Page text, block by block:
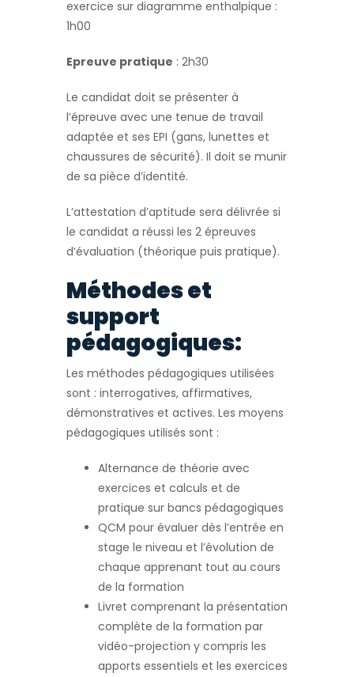
exercice sur diagramme enthalpique :
1h00
Epreuve pratique : 2h30
Le candidat doit se présenter à
l’épreuve avec une tenue de travail
adaptée et ses EPI (gans, lunettes et
chaussures de sécurité). Il doit se munir
de sa pièce d’identité.
L’attestation d’aptitude sera délivrée si
le candidat a réussi les 2 épreuves
d’évaluation (théorique puis pratique).
Méthodes et
support
pédagogiques:
Les méthodes pédagogiques utilisées
sont : interrogatives, affirmatives,
démonstratives et actives. Les moyens
pédagogiques utilisés sont :
Alternance de théorie avec
exercices et calculs et de
pratique sur bancs pédagogiques
QCM pour évaluer dès l’entrée en
stage le niveau et l’évolution de
chaque apprenant tout au cours
de la formation
Livret comprenant la présentation
complète de la formation par
vidéo-projection y compris les
apports essentiels et les exercices